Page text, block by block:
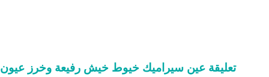
تعليقة عين سيراميك خيوط خيش رفيعة وخرز عيون